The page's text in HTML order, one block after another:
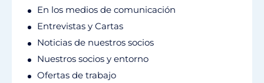
En los medios de comunicación
Entrevistas y Cartas
Noticias de nuestros socios
Nuestros socios y entorno
Ofertas de trabajo